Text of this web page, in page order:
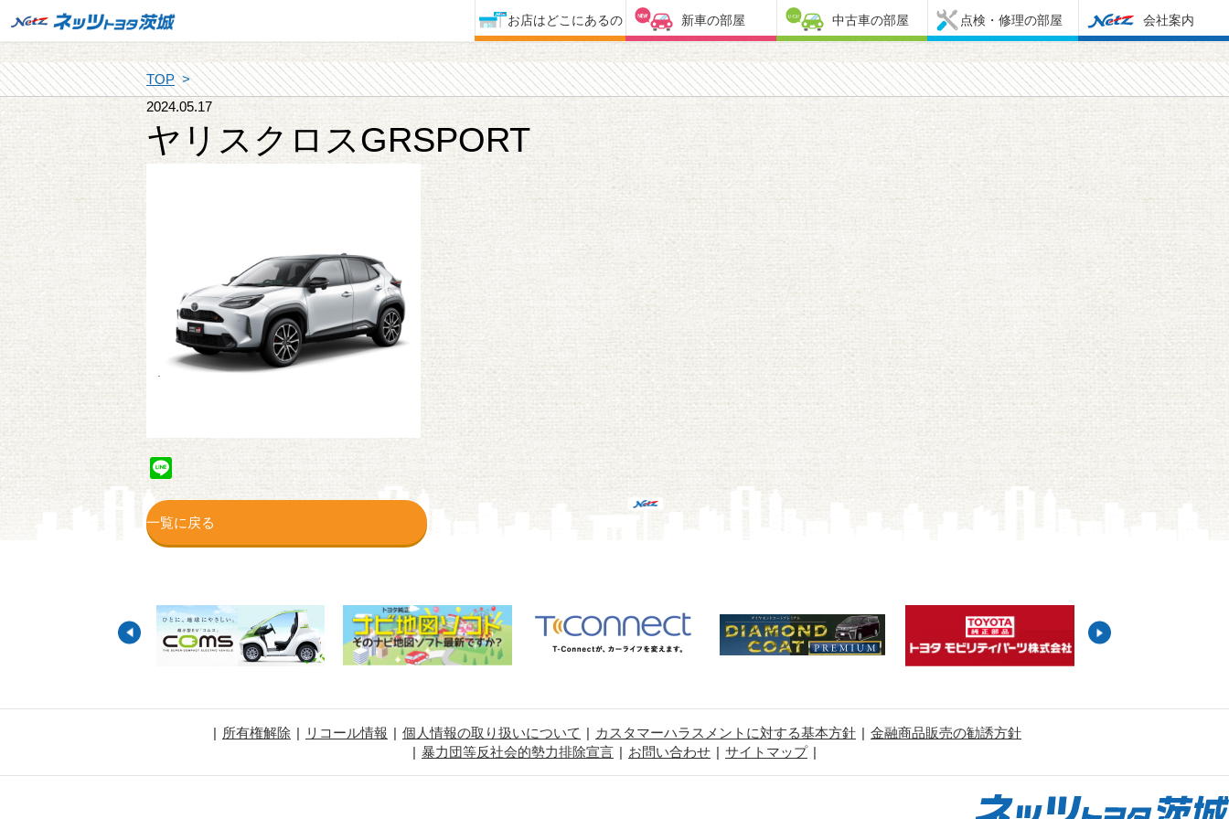
お店はどこにあるの 新車の部屋 中古車の部屋 点検・修理の部屋 会社案内
TOP
2024.05.17
ヤリスクロスGRSPORT
Line
一覧に戻る
所有権解除 リコール情報 個人情報の取り扱いについて カスタマーハラスメントに対する基本方針
金融商品販売の勧誘方針
暴力団等反社会的勢力排除宣言
お問い合わせ サイトマップ